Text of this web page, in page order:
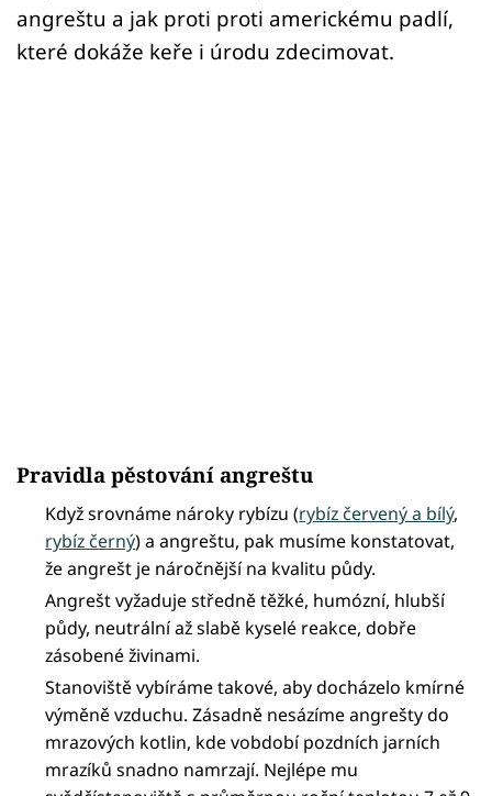
angreštu a jak proti proti americkému padlí,
které dokáže keře i úrodu zdecimovat.
Pravidla pěstování angreštu
Když srovnáme nároky rybízu (rybíz červený a bílý,
rybíz černý) a angreštu, pak musíme konstatovat,
že angrešt je náročnější na kvalitu půdy.
Angrešt vyžaduje středně těžké, humózní, hlubší
půdy, neutrální až slabě kyselé reakce, dobře
zásobené živinami.
Stanoviště vybíráme takové, aby docházelo kmírné
výměně vzduchu. Zásadně nesázíme angrešty do
mrazových kotlin, kde vobdobí pozdních jarních
mrazíků snadno namrzají. Nejlépe mu